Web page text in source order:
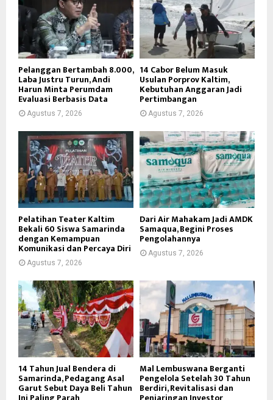
Pelanggan Bertambah 8.000,
Laba Justru Turun, Andi
Harun Minta Perumdam
Evaluasi Berbasis Data
Agustus 7, 2026
14 Cabor Belum Masuk
Usulan Porprov Kaltim,
Kebutuhan Anggaran Jadi
Pertimbangan
Agustus 7, 2026
Pelatihan Teater Kaltim
Bekali 60 Siswa Samarinda
dengan Kemampuan
Komunikasi dan Percaya Diri
Agustus 7, 2026
Dari Air Mahakam Jadi AMDK
Samaqua, Begini Proses
Pengolahannya
Agustus 7, 2026
14 Tahun Jual Bendera di
Samarinda, Pedagang Asal
Garut Sebut Daya Beli Tahun
Mal Lembuswana Berganti
Pengelola Setelah 30 Tahun
Berdiri, Revitalisasi dan